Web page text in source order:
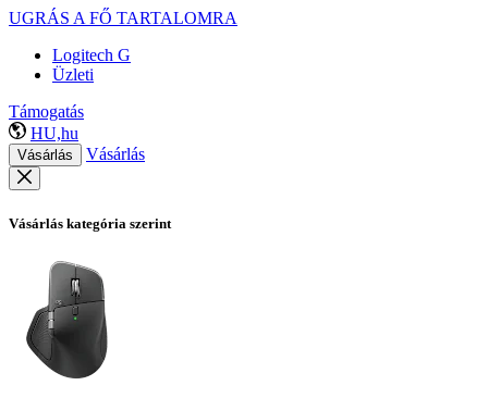
UGRÁS A FŐ TARTALOMRA
Logitech G
Üzleti
Támogatás
HU,hu
Vásárlás Vásárlás
Vásárlás kategória szerint